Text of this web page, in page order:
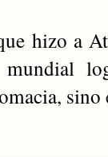
hizo a
mundial
sino